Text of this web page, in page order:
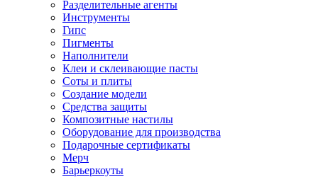
Разделительные агенты
Инструменты
Гипс
Пигменты
Наполнители
Клеи и склеивающие пасты
Соты и плиты
Создание модели
Средства защиты
Композитные настилы
Оборудование для производства
Подарочные сертификаты
Мерч
Барьеркоуты